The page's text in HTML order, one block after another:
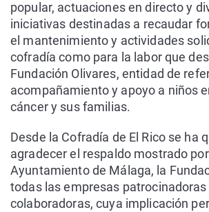
popular, actuaciones en directo y
iniciativas destinadas a recaudar
el mantenimiento y actividades
cofradía como para la labor que
Fundación Olivares, entidad de
acompañamiento y apoyo a niños
cáncer y sus familias.
Desde la Cofradía de El Rico se ha
agradecer el respaldo mostrado por
Ayuntamiento de Málaga, la
todas las empresas patrocinadoras
colaboradoras, cuya implicación